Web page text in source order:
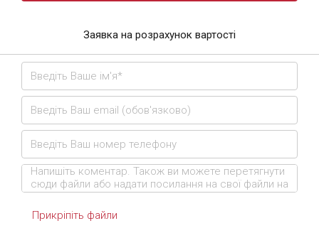
Заявка на розрахунок вартості
Прикріпіть файли